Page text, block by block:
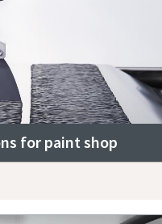
for paint shop